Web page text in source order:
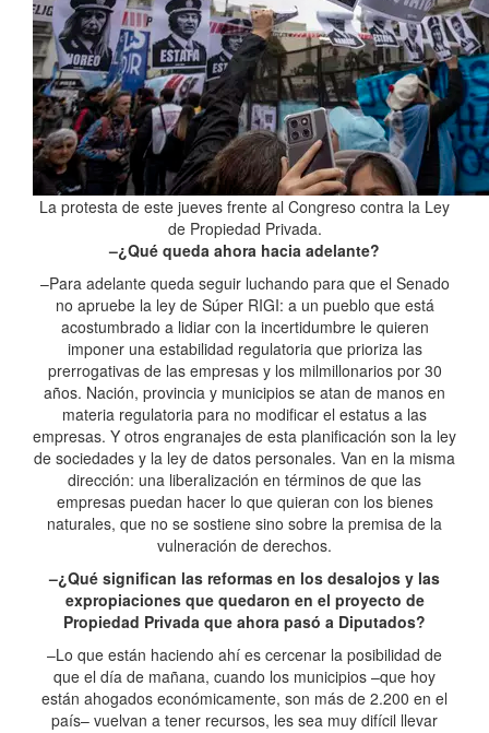
La protesta de este jueves frente al Congreso contra la Ley
de Propiedad Privada.
–¿Qué queda ahora hacia adelante?
–Para adelante queda seguir luchando para que el Senado
no apruebe la ley de Súper RIGI: a un pueblo que está
acostumbrado a lidiar con la incertidumbre le quieren
imponer una estabilidad regulatoria que prioriza las
prerrogativas de las empresas y los milmillonarios por 30
años. Nación, provincia y municipios se atan de manos en
materia regulatoria para no modificar el estatus a las
empresas. Y otros engranajes de esta planificación son la ley
de sociedades y la ley de datos personales. Van en la misma
dirección: una liberalización en términos de que las
empresas puedan hacer lo que quieran con los bienes
naturales, que no se sostiene sino sobre la premisa de la
vulneración de derechos.
–¿Qué significan las reformas en los desalojos y las
expropiaciones que quedaron en el proyecto de
Propiedad Privada que ahora pasó a Diputados?
–Lo que están haciendo ahí es cercenar la posibilidad de
que el día de mañana, cuando los municipios –que hoy
están ahogados económicamente, son más de 2.200 en el
país– vuelvan a tener recursos, les sea muy difícil llevar